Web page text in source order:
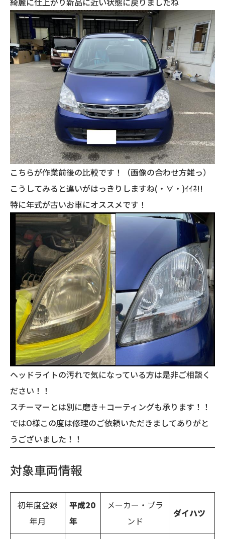
こちらが作業前後の比較です！（画像の合わせ方雑っ）
こうしてみると違いがはっきりしますね(・∀・)ｲｲﾈ!!
特に年式が古いお車にオススメです！
ヘッドライトの汚れで気になっている方は是非ご相談く
ださい！！
スチーマーとは別に磨き＋コーティングも承ります！！
ではO様この度は修理のご依頼いただきましてありがと
うございました！！
対象車両情報
初年度登録
年月
平成20
年
メーカー・ブラ
ンド
ダイハツ